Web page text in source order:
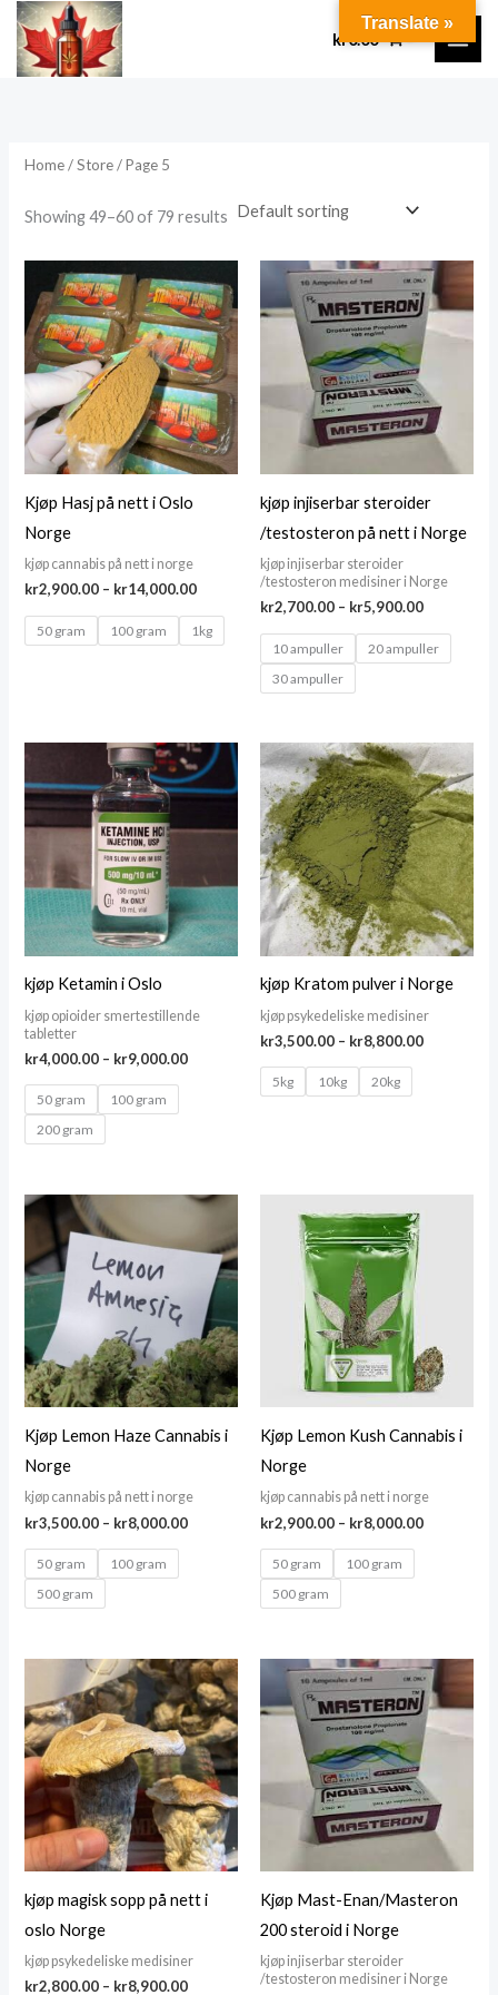
Skip
content
kr0.00
Home/Store/ Page 5
Showing 49–60 of 79 results
Kjøp Hasj på nett i Oslo
Norge
kjøp cannabis på nett i norge
kr2,900.00 – kr14,000.00Price
kr2,900.00
through
kr14,000.00
50 gram 100 gram 1kg
kjøp injiserbar steroider
/testosteron på nett i Norge
kjøp injiserbar steroider
/testosteron medisiner i Norge
kr2,700.00 – kr5,900.00Price
kr2,700.00
through
10 ampuller
20 ampuller
30 ampuller
kjøp Ketamin i Oslo
kjøp opioider smertestillende
tabletter
kr4,000.00 – kr9,000.00Price
kr4,000.00
50 gram
100 gram
200 gram
kjøp Kratom pulver i Norge
kjøp psykedeliske medisiner
kr3,500.00 – kr8,800.00Price
5kg 10kg 20kg
Kjøp Lemon Haze Cannabis i
Norge
kjøp cannabis på nett i norge
kr3,500.00 – kr8,000.00Price
50 gram
100 gram
500 gram
Kjøp Lemon Kush Cannabis i
Norge
kjøp cannabis på nett i norge
kr2,900.00 – kr8,000.00Price
50 gram
100 gram
500 gram
kjøp magisk sopp på nett i
oslo Norge
kjøp psykedeliske medisiner
kr2,800.00 – kr8,900.00Price
Kjøp Mast-Enan/Masteron
200 steroid i Norge
kjøp injiserbar steroider
/testosteron medisiner i Norge
Translate »